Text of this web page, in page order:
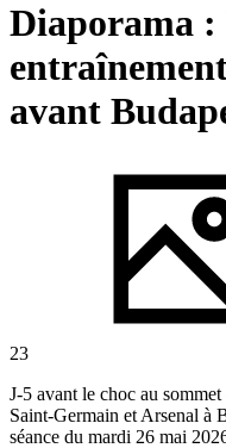
Diaporama :
avant
23
J-5 avant le choc au
Saint-Germain et Arsenal à
séance du mardi 26 mai